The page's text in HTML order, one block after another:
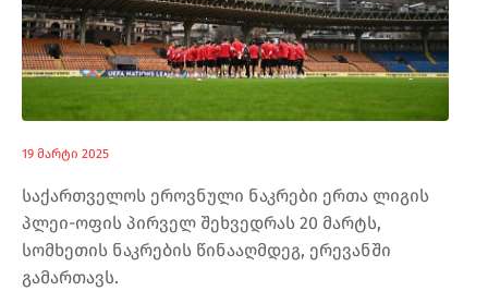
19 მარტი 2025
საქართველოს ეროვნული ნაკრები ერთა ლიგის
პლეი-ოფის პირველ შეხვედრას 20 მარტს,
სომხეთის ნაკრების წინააღმდეგ, ერევანში
გამართავს.